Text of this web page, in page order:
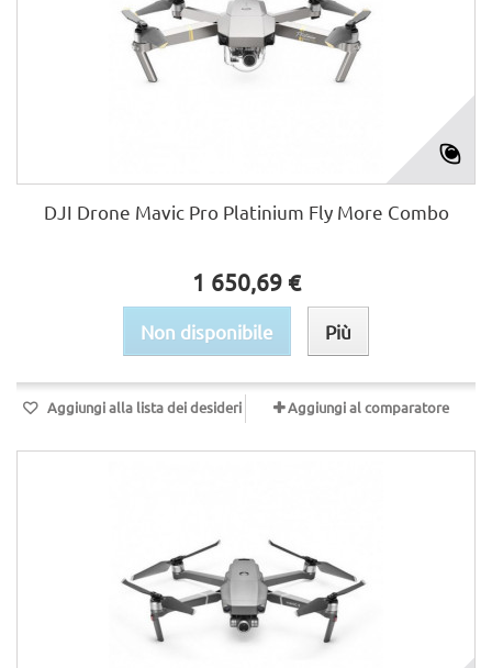
DJI Drone Mavic Pro Platinium Fly More Combo
1 650,69 €
Non disponibile Più
Aggiungi alla lista dei desideri Aggiungi al comparatore